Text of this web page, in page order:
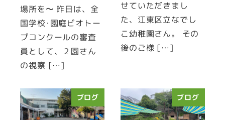
場所を〜 昨日は、全
国学校･園庭ビオトー
プコンクールの審査
員として、２園さん
の視察 […]
せていただきまし
た、江東区立なでし
こ幼稚園さん。 その
後のご様 […]
ブログ ブログ